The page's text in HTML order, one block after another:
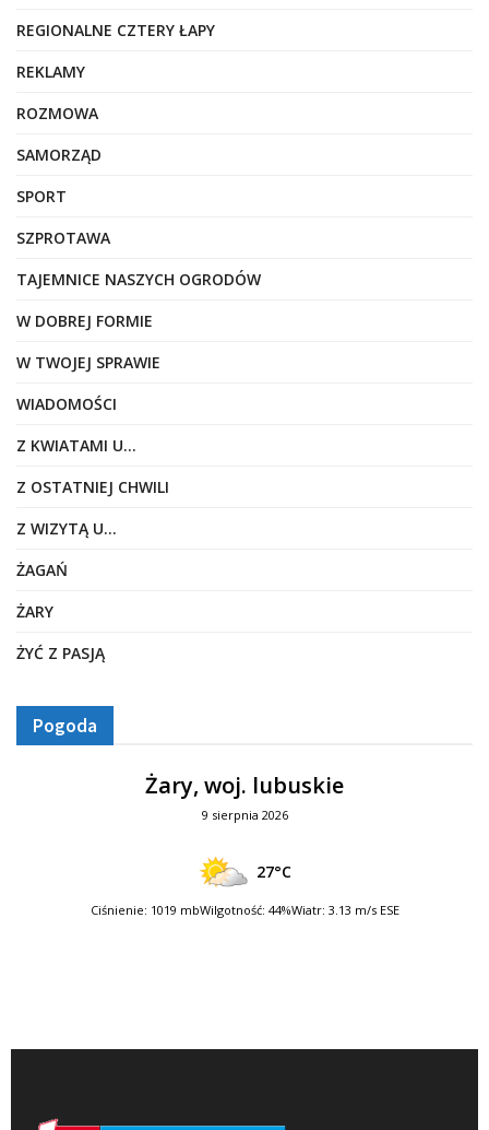
REGIONALNE CZTERY ŁAPY
REKLAMY
ROZMOWA
SAMORZĄD
SPORT
SZPROTAWA
TAJEMNICE NASZYCH OGRODÓW
W DOBREJ FORMIE
W TWOJEJ SPRAWIE
WIADOMOŚCI
Z KWIATAMI U…
Z OSTATNIEJ CHWILI
Z WIZYTĄ U…
ŻAGAŃ
ŻARY
ŻYĆ Z PASJĄ
Pogoda
Żary, woj. lubuskie
9 sierpnia 2026
27°C
Ciśnienie: 1019 mbWilgotność: 44%Wiatr: 3.13 m/s ESE